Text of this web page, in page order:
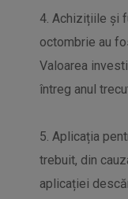
4. Achizițiile și
octombrie au
Valoarea
întreg anul
5. Aplicația
trebuit, din
aplicației